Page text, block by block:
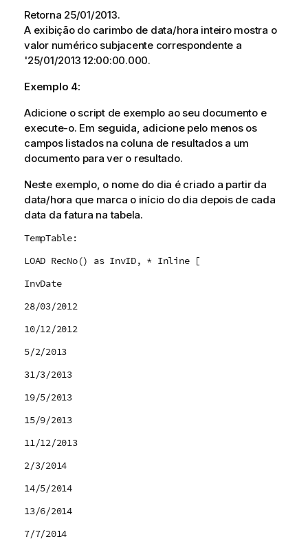
Retorna 25/01/2013.
A exibição do carimbo de data/hora inteiro mostra o
valor numérico subjacente correspondente a
'25/01/2013 12:00:00.000.
Exemplo 4:
Adicione o script de exemplo ao seu documento e
execute-o. Em seguida, adicione pelo menos os
campos listados na coluna de resultados a um
documento para ver o resultado.
Neste exemplo, o nome do dia é criado a partir da
data/hora que marca o início do dia depois de cada
data da fatura na tabela.
TempTable:
LOAD RecNo() as InvID, * Inline [
InvDate
28/03/2012
10/12/2012
5/2/2013
31/3/2013
19/5/2013
15/9/2013
11/12/2013
2/3/2014
14/5/2014
13/6/2014
7/7/2014